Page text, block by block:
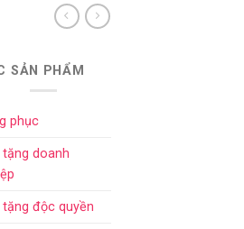
SẢN PHẨM
phục
tặng doanh
tặng độc quyền